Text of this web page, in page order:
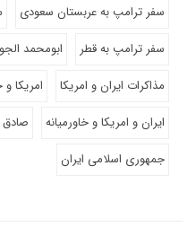
سفر ترامپ به عربستان سعودی
سفر ترامپ به قطر
ابومحمد
مذاکرات ایران و امریکا
امریکا و
ایران و امریکا و خاورمیانه
جمهوری اسلامی ایران